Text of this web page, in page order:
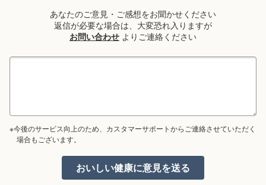
あなたのご意見・ご感想をお聞かせください
返信が必要な場合は、大変恐れ入りますが
お問い合わせ よりご連絡ください
※今後のサービス向上のため、カスタマーサポートからご連絡させていただく
場合もございます。